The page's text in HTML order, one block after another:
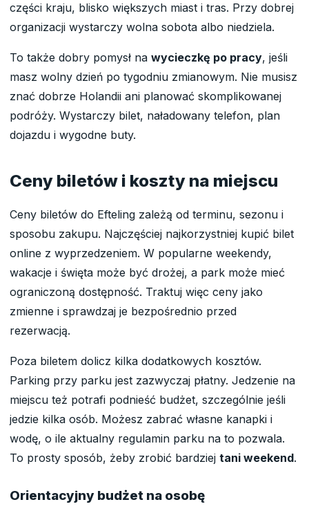
części kraju, blisko większych miast i tras. Przy dobrej
organizacji wystarczy wolna sobota albo niedziela.
To także dobry pomysł na wycieczkę po pracy, jeśli
masz wolny dzień po tygodniu zmianowym. Nie musisz
znać dobrze Holandii ani planować skomplikowanej
podróży. Wystarczy bilet, naładowany telefon, plan
dojazdu i wygodne buty.
Ceny biletów i koszty na miejscu
Ceny biletów do Efteling zależą od terminu, sezonu i
sposobu zakupu. Najczęściej najkorzystniej kupić bilet
online z wyprzedzeniem. W popularne weekendy,
wakacje i święta może być drożej, a park może mieć
ograniczoną dostępność. Traktuj więc ceny jako
zmienne i sprawdzaj je bezpośrednio przed
rezerwacją.
Poza biletem dolicz kilka dodatkowych kosztów.
Parking przy parku jest zazwyczaj płatny. Jedzenie na
miejscu też potrafi podnieść budżet, szczególnie jeśli
jedzie kilka osób. Możesz zabrać własne kanapki i
wodę, o ile aktualny regulamin parku na to pozwala.
To prosty sposób, żeby zrobić bardziej tani weekend.
Orientacyjny budżet na osobę